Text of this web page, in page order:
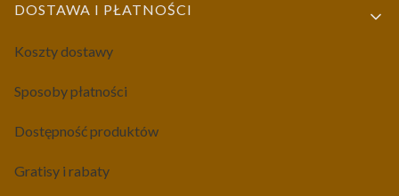
DOSTAWA I PŁATNOŚCI
Koszty dostawy
Sposoby płatności
Dostępność produktów
Gratisy i rabaty